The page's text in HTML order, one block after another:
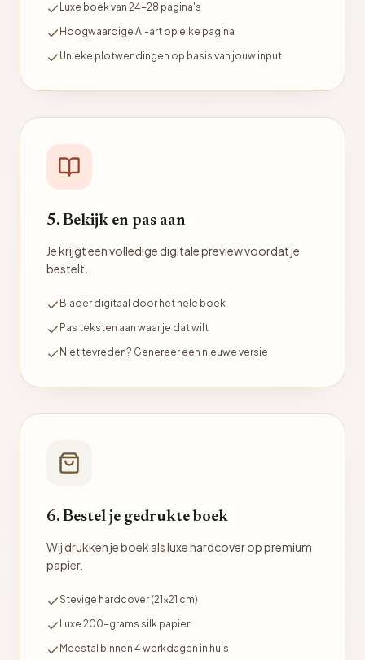
Luxe boek van 24-28 pagina's
Hoogwaardige AI-art op elke pagina
Unieke plotwendingen op basis van jouw input
5. Bekijk en pas aan
Je krijgt een volledige digitale preview voordat je
bestelt.
Blader digitaal door het hele boek
Pas teksten aan waar je dat wilt
Niet tevreden? Genereer een nieuwe versie
6. Bestel je gedrukte boek
Wij drukken je boek als luxe hardcover op premium
papier.
Stevige hardcover (21x21 cm)
Luxe 200-grams silk papier
Meestal binnen 4 werkdagen in huis